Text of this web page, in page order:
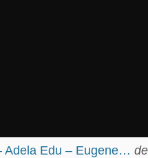
Adela Edu – Eugene…